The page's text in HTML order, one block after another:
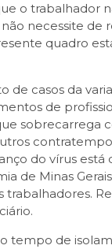
o trabalhador
necessite de
quadro
de casos da
de
sobrecarrega
do vírus está
de Minas
trabalhadores.
tempo de